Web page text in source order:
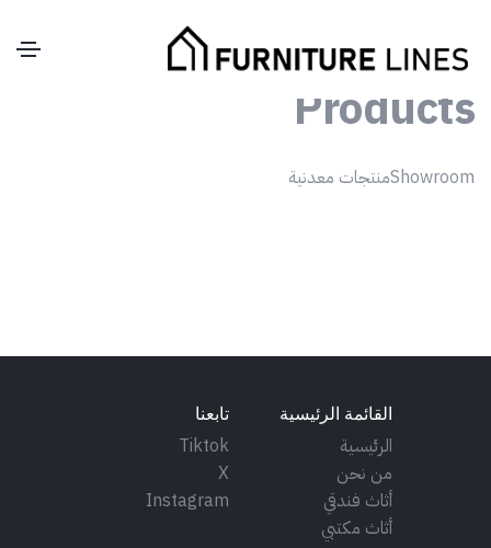
Products
Showroomمنتجات معدنية
القائمة الرئيسية
الرئيسية
من نحن
أثاث فندقي
أثاث مكتبي
تابعنا
Tiktok
X
Instagram